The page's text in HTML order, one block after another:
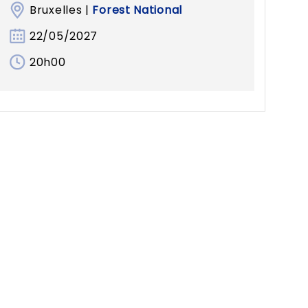
Bruxelles | Forest National
22/05/2027
20h00